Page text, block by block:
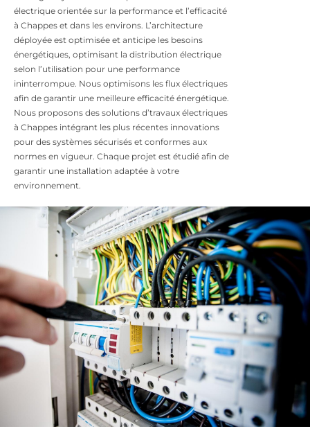
électrique orientée sur la performance et l’efficacité
à Chappes et dans les environs. L’architecture
déployée est optimisée et anticipe les besoins
énergétiques, optimisant la distribution électrique
selon l’utilisation pour une performance
ininterrompue. Nous optimisons les flux électriques
afin de garantir une meilleure efficacité énergétique.
Nous proposons des solutions d’travaux électriques
à Chappes intégrant les plus récentes innovations
pour des systèmes sécurisés et conformes aux
normes en vigueur. Chaque projet est étudié afin de
garantir une installation adaptée à votre
environnement.